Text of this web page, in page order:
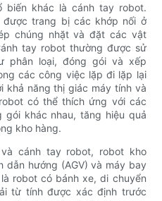
biến khác là cánh tay robot.
trang bị các khớp nối ở
chúng nhặt và đặt các vật
tay robot thường được sử
phân loại, đóng gói và xếp
các công việc lặp đi lặp lại
khả năng thị giác máy tính và
có thể thích ứng với các
khác nhau, tăng hiệu quả
kho hàng.
cánh tay robot, robot kho
dẫn hướng (AGV) và máy bay
robot có bánh xe, di chuyển
từ tính được xác định trước